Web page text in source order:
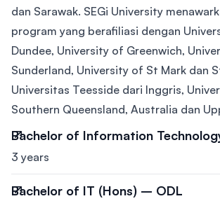
dan Sarawak. SEGi University
program yang berafiliasi dengan
Dundee, University of Greenwich,
Sunderland, University of St Mark dan
Universitas Teesside dari Inggris,
Southern Queensland, Australia dan
Bachelor of Information
3 years
Bachelor of IT (Hons) – ODL